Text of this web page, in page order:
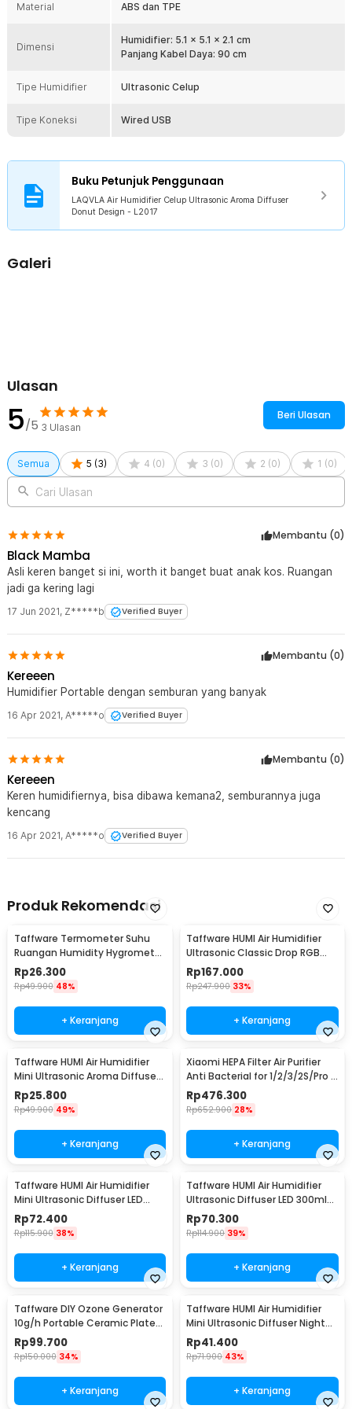
Material ABS dan TPE
Dimensi
Humidifier: 5.1 x 5.1 x 2.1 cm
Panjang Kabel Daya: 90 cm
Tipe Humidifier Ultrasonic Celup
Tipe Koneksi Wired USB
Buku Petunjuk Penggunaan
LAQVLA Air Humidifier Celup Ultrasonic Aroma Diffuser
Donut Design - L2017
Galeri
Ulasan
5/5 3 Ulasan
Beri Ulasan
Semua 5 (3) 4 (0) 3 (0) 2 (0) 1 (0)
Cari Ulasan
Membantu (0)
Black Mamba
Asli keren banget si ini, worth it banget buat anak kos. Ruangan
jadi ga kering lagi
17 Jun 2021, Z*****b Verified Buyer
Membantu (0)
Kereeen
Humidifier Portable dengan semburan yang banyak
16 Apr 2021, A*****o Verified Buyer
Membantu (0)
Kereeen
Keren humidifiernya, bisa dibawa kemana2, semburannya juga
kencang
16 Apr 2021, A*****o Verified Buyer
Produk Rekomendasi
Taffware Termometer Suhu
Ruangan Humidity Hygrometer
Clock Calendar - HTC-1
Rp26.300
Rp49.900 48%
+ Keranjang
Taffware HUMI Air Humidifier
Ultrasonic Classic Drop RGB
Adjustable 3L - H98
Rp167.000
Rp247.900 33%
+ Keranjang
Taffware HUMI Air Humidifier
Mini Ultrasonic Aroma Diffuser
130ml - H41
Rp25.800
Rp49.900 49%
+ Keranjang
Xiaomi HEPA Filter Air Purifier
Anti Bacterial for 1/2/3/2S/Pro -
MCR-FLA
Rp476.300
Rp652.900 28%
+ Keranjang
Taffware HUMI Air Humidifier
Mini Ultrasonic Diffuser LED
300ml Remote - H24
Rp72.400
Rp115.900 38%
+ Keranjang
Taffware HUMI Air Humidifier
Ultrasonic Diffuser LED 300ml
with Remote - A770
Rp70.300
Rp114.900 39%
+ Keranjang
Taffware DIY Ozone Generator
10g/h Portable Ceramic Plate
Air Purifier - VO100
Rp99.700
Rp150.000 34%
+ Keranjang
Taffware HUMI Air Humidifier
Mini Ultrasonic Diffuser Night
LED 300ml - H296
Rp41.400
Rp71.900 43%
+ Keranjang